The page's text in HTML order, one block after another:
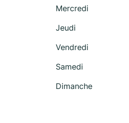
Mercredi
Jeudi
Vendredi
Samedi
Dimanche